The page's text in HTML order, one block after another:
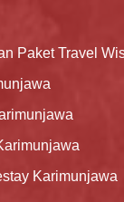
Paket Travel
Karimunjawa